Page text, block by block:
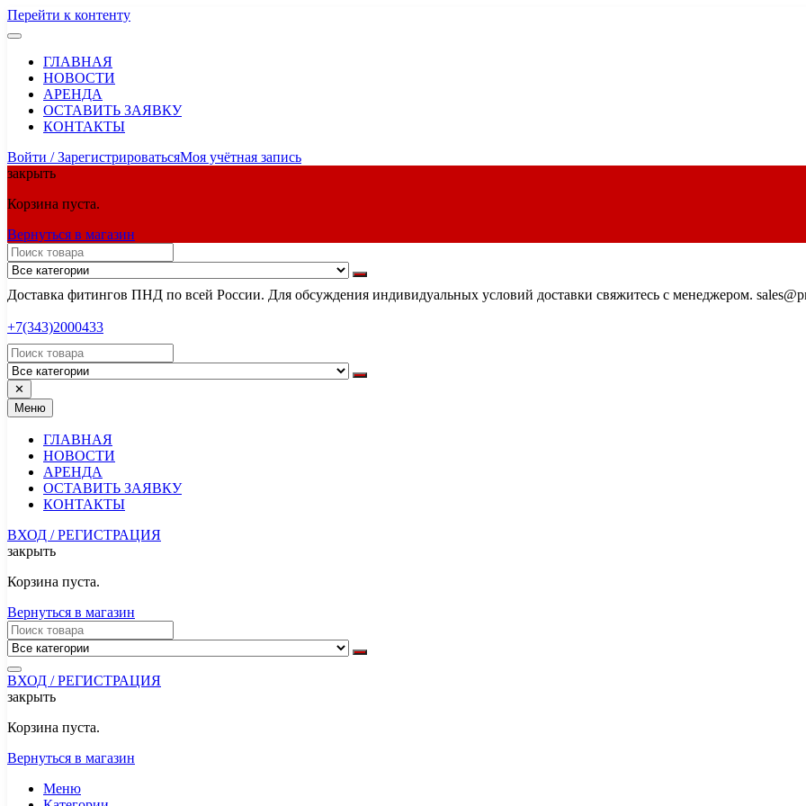
Перейти к контенту
ГЛАВНАЯ
НОВОСТИ
АРЕНДА
ОСТАВИТЬ ЗАЯВКУ
КОНТАКТЫ
Войти / ЗарегистрироватьсяМоя учётная запись
закрыть
Корзина пуста.
Вернуться в магазин
Доставка фитингов ПНД по всей России. Для обсуждения индивидуальных условий доставки свяжитесь с менеджером.
+7(343)2000433
✕
Меню
ГЛАВНАЯ
НОВОСТИ
АРЕНДА
ОСТАВИТЬ ЗАЯВКУ
КОНТАКТЫ
ВХОД / РЕГИСТРАЦИЯ
закрыть
Корзина пуста.
Вернуться в магазин
ВХОД / РЕГИСТРАЦИЯ
закрыть
Корзина пуста.
Вернуться в магазин
Меню